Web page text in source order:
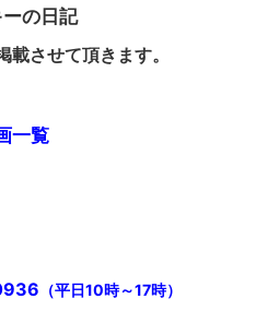
の日記
させて頂きます。
一覧
（平日10時～17時）